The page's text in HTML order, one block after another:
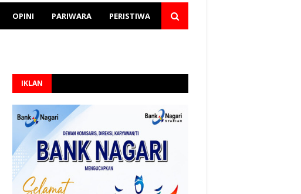
OPINI PARIWARA PERISTIWA
IKLAN